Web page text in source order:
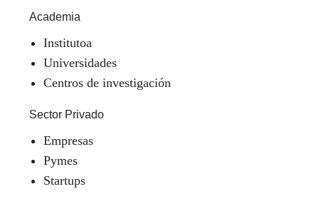
Academia
Institutoa
Universidades
Centros de investigación
Sector Privado
Empresas
Pymes
Startups